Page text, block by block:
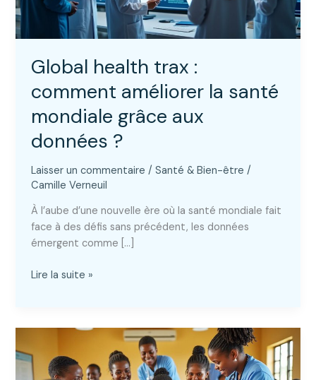
Global health trax :
comment améliorer la santé
mondiale grâce aux
données ?
Laisser un commentaire /Santé & Bien-être /
Camille Verneuil
À l’aube d’une nouvelle ère où la santé mondiale fait
face à des défis sans précédent, les données
émergent comme […]
Global
améliorer
la
Lire la suite »